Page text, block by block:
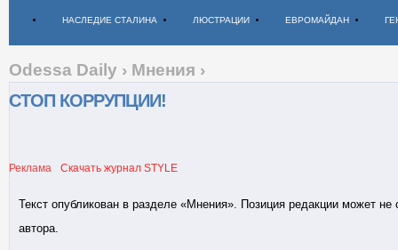
НАСЛЕДИЕ СТАЛИНА ЛЮСТРАЦИИ ЕВРОМАЙДАН
Odessa Daily › Мнения ›
СТОП КОРРУПЦИИ!
Реклама Скачать журнал STYLE
Текст опубликован в разделе «Мнения». Позиция редакции может
автора.